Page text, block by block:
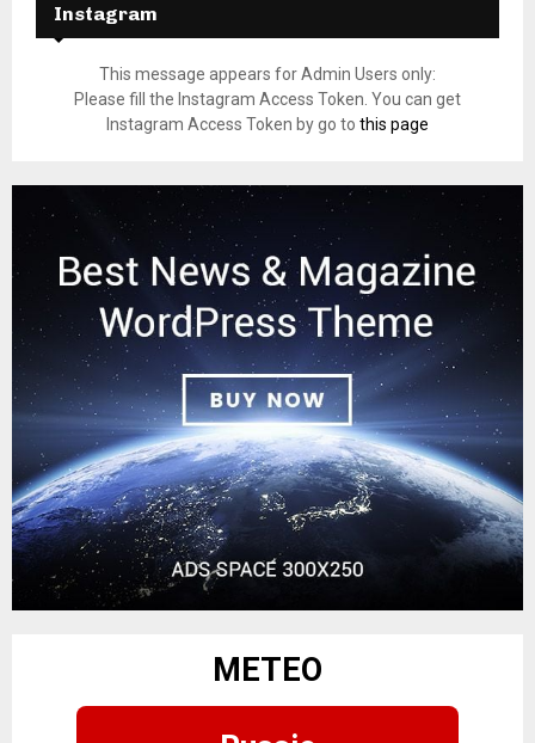
Instagram
This message appears for Admin Users only:
Please fill the Instagram Access Token. You can get
Instagram Access Token by go to this page
METEO